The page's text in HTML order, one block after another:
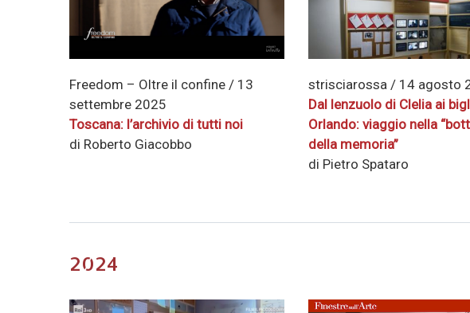
Freedom – Oltre il confine / 13
settembre 2025
Toscana: l’archivio di tutti noi
di Roberto Giacobbo
strisciarossa / 14 agosto
Dal lenzuolo di Clelia ai
Orlando: viaggio nella
della memoria”
di Pietro Spataro
2024